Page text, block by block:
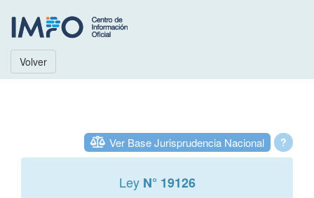
Volver
?
Ver Base Jurisprudencia Nacional
Ley N° 19126